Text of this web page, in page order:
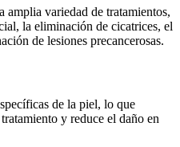
amplia variedad de tratamientos,
la eliminación de cicatrices, el
de lesiones precancerosas.
de la piel, lo que
y reduce el daño en